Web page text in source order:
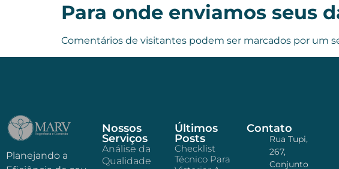
Para onde enviamos seus
Comentários de visitantes podem ser marcados por um
Planejando a
Nossos
Serviços
Análise da
Qualidade
Últimos
Posts
Checklist
Técnico Para
Contato
Rua Tupi,
267,
Conjunto